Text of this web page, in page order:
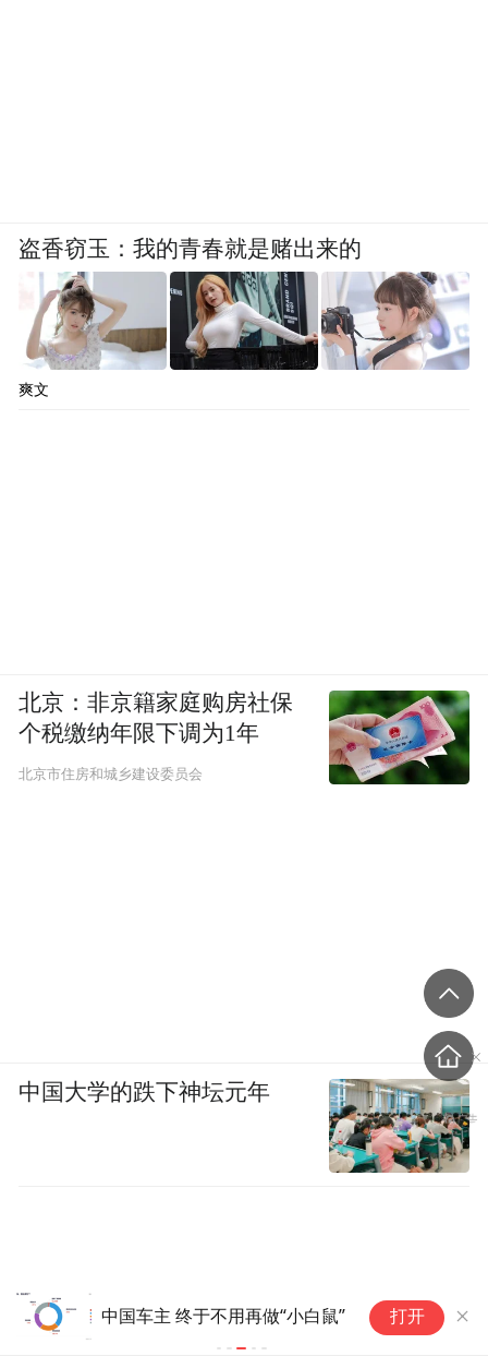
于不用再做“小白鼠”
2026新能源智能网联汽
月举办，九大展区折射
打开
盗香窃玉：我的青春就是赌出来的
爽文
北京：非京籍家庭购房社保
个税缴纳年限下调为1年
北京市住房和城乡建设委员会
中国大学的跌下神坛元年